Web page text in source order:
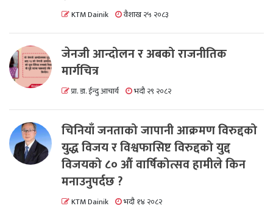
KTM Dainik वैशाख २५ २०८३
जेनजी आन्दोलन र अबको राजनीतिक
मार्गचित्र
प्रा. डा. ईन्दु आचार्य भदौ २९ २०८२
चिनियाँ जनताको जापानी आक्रमण विरुद्दको
युद्ध विजय र विश्वफासिष्ट विरुद्दको युद्द
विजयको ८० औं वार्षिकोत्सव हामीले किन
मनाउनुपर्दछ ?
KTM Dainik भदौ १४ २०८२